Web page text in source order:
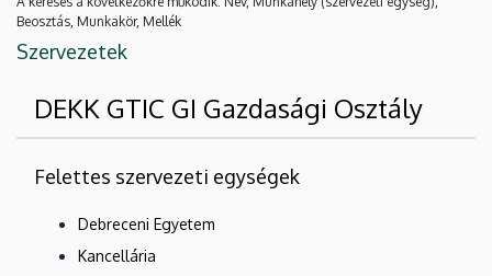
Beosztás, Munkakör, Mellék
Szervezetek
DEKK GTIC GI Gazdasági Osztály
Felettes szervezeti egységek
Debreceni Egyetem
Kancellária